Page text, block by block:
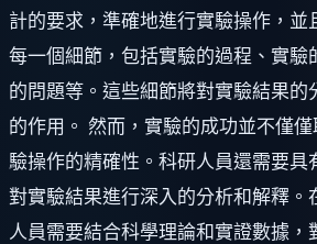
計的要求，準確地進行實驗操作，並
每一個細節，包括實驗的過程、實驗
的問題等。這些細節將對實驗結果的
的作用。 然而，實驗的成功並不僅
驗操作的精確性。科研人員還需要具
對實驗結果進行深入的分析和解釋。
人員需要結合科學理論和實證數據，